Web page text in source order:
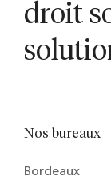
droit
Nos bureaux
Bordeaux